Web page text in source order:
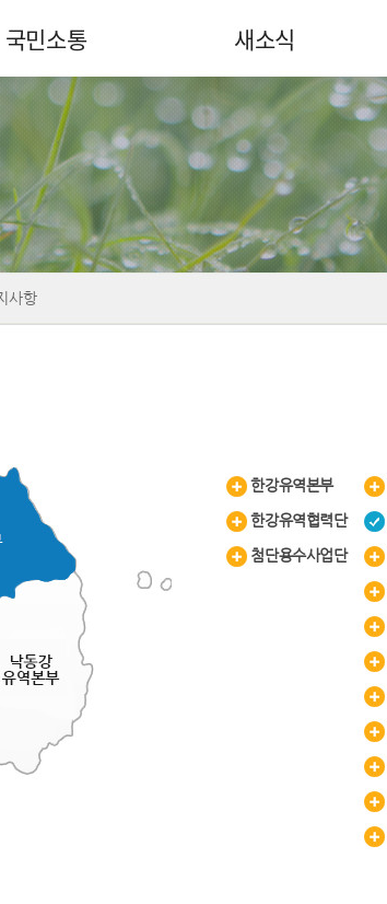
국민소통 새소식
사항
한강유역본부
한강유역협력단
첨단용수사업단